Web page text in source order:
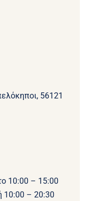
56121
10:00 – 15:00
10:00 – 20:30